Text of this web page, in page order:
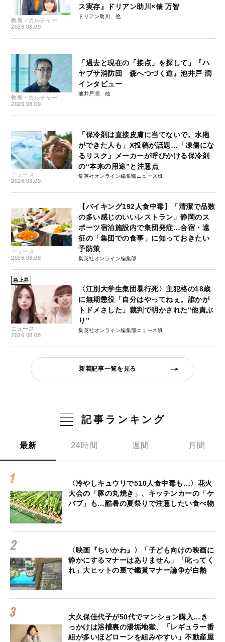
教養・カルチャー
2026.08.09
ス実存』ドリアン助川×俵 万智
ドリアン助川
教養・カルチャー
2026.08.09
「過去と現在の「接点」を探して」『ハ
ヤブサ消防団 森へつづく道』池井戸 潤
インタビュー
池井戸潤
ニュース
2026.08.09
「保冷剤は直接皮膚に当てないで。水疱
ができた人も」X投稿が話題…「凍傷にな
るリスク」メーカーが呼びかける保冷剤
の“本来の用途”と注意点
集英社オンライン編集部ニュース班
ニュース
2026.08.08
【バイキング192人食中毒】「清潔で品数
の多い感じのいいレストラン」静岡のス
ポーツ宿泊施設内で集団発症…合宿・遠
征の「集団での食事」に知っておきたい
予防策
集英社オンライン編集部
急上昇
ニュース
2026.08.08
〈江別大学生集団暴行死〉主犯格の18歳
に無期懲役「自分はやってねぇ。誰かが
トドメさした」裁判で明かされた“他責ぶ
り”
集英社オンライン編集部ニュース班
新着記事一覧を見る
記事ランキング
最新 24時間 週間 月間
〈冷やしキュウリで510人食中毒も…〉花火
大会の「豚の丸焼き」、キッチンカーの「ケ
バブ」も…酷暑の夏祭りで注意したい食べ物
〈映画『ちいかわ』〉「子ども向けの映画に
静かにするマナーはありません」「叱ってく
れ」大ヒットの裏で鑑賞マナー論争が白熱
大久保佳代子が50代でマンション購入…き
っかけは浴槽裏の湯垢地獄、「レギュラー番
組が多いほどローンを組みやすい」不動産屋